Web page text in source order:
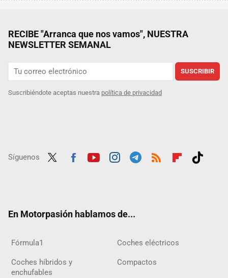
RECIBE "Arranca que nos vamos", NUESTRA
NEWSLETTER SEMANAL
SUSCRIBIR
Suscribiéndote aceptas nuestra política de privacidad
Síguenos
En Motorpasión hablamos de...
Fórmula1 Coches eléctricos
Coches híbridos y
enchufables
Compactos